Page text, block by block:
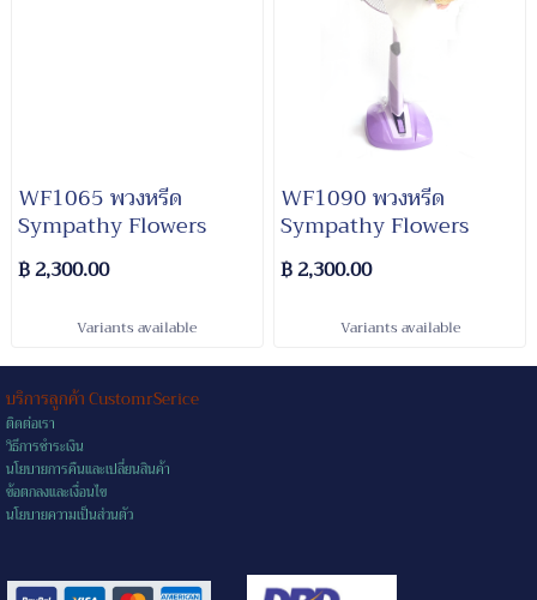
WF1065 พวงหรีด​
Sympathy​ Flowers
฿ 2,300.00
Variants available
WF1090 พวงหรีด​
Sympathy​ Flowers
฿ 2,300.00
Variants available
บริการลูกค้า CustomrSerice
ติดต่อเรา
วิธีการชำระเงิน
นโยบายการคืนและเปลี่ยนสินค้า
ข้อตกลงและเงื่อนไข
นโยบายความเป็นส่วนตัว